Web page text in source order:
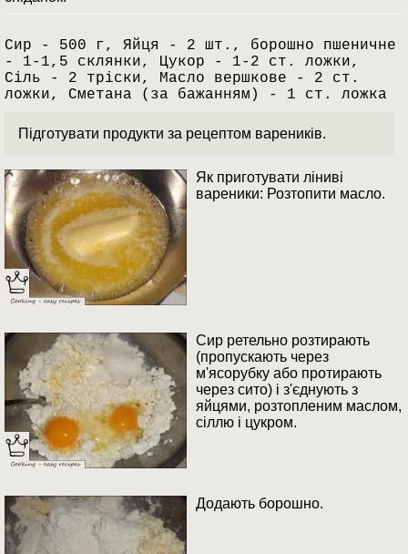
Сир - 500 г, Яйця - 2 шт., борошно пшеничне
- 1-1,5 склянки, Цукор - 1-2 ст. ложки,
Сіль - 2 тріски, Масло вершкове - 2 ст.
ложки, Сметана (за бажанням) - 1 ст. ложка
Підготувати продукти за рецептом вареників.
Як приготувати ліниві
вареники: Розтопити масло.
Сир ретельно розтирають
(пропускають через
м'ясорубку або протирають
через сито) і з'єднують з
яйцями, розтопленим маслом,
сіллю і цукром.
Додають борошно.